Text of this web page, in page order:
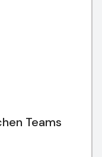
Teams